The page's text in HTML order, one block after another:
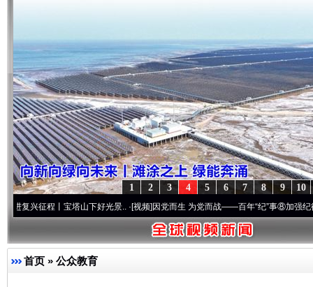
10
9
8
7
6
5
4
3
2
1
丨宝塔山下好光景..·[视频]因党而生 为党而战——百年“纪”事⑧加强纪律..·[视频]牢
首页 » 公众教育